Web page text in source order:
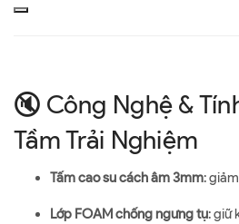
🔇 Công Nghệ &
Tầm Trải Nghiệm
Tấm cao su cách âm 3mm:
Lớp FOAM chống ngưng tụ: giữ